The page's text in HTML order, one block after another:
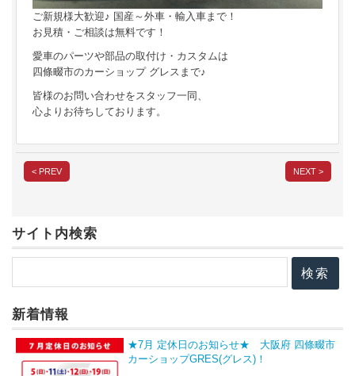
ご新規様大歓迎♪ 国産～外車・輸入車まで！
お見積・ご相談は無料です！
愛車のパーツや部品の取付け・カスタムは
四條畷市のカーショップ グレスまで♪
皆様のお問い合わせをスタッフ一同、
心よりお待ちしております。
< PREV NEXT >
サイト内検索
新着情報
★7月 定休日のお知らせ★ 大阪府 四條畷市
カーショップGRES(グレス)！